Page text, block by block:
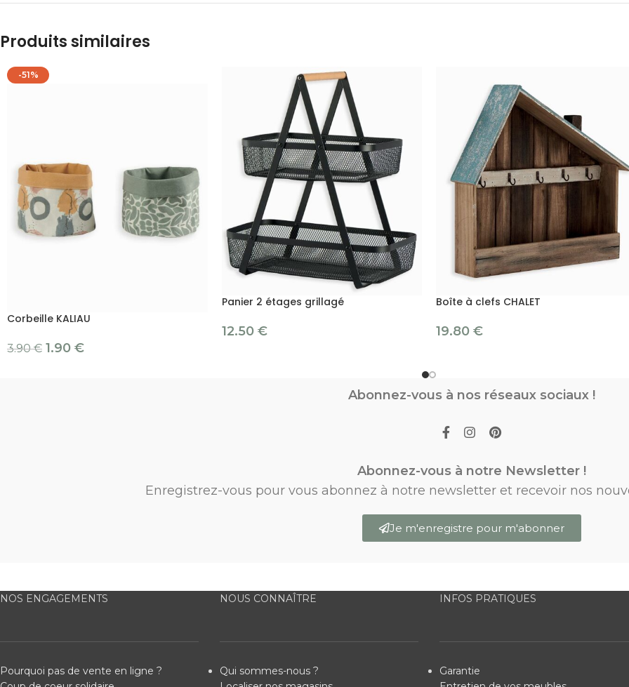
Produits similaires
-51%
Corbeille KALIAU
3.90€ 1.90 €
Panier 2 étages grillagé
12.50 €
Boîte à clefs CHALET
19.80 €
Abonnez-vous à nos réseaux sociaux !
Abonnez-vous à notre Newsletter !
Enregistrez-vous pour vous abonnez à notre newsletter et recevoir nos
Je m'enregistre pour m'abonner
NOS ENGAGEMENTS
Pourquoi pas de vente en ligne ?
NOUS CONNAÎTRE
Qui sommes-nous ?
INFOS PRATIQUES
Garantie